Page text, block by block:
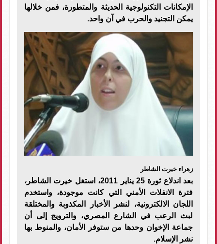
الإمكانات التكنولوجية الحديثة والمتطورة، فمن خلالها
يمكن التجنيد والحرب في آن واحد.
زهراء خيرت الشاطر
بعد اندلاع ثورة 25 يناير 2011، استغل خيرت الشاطر،
فترة الانفلات الأمني التي كانت موجودة، واستخدم
اللجان الالكترونية، لنشر الأخبار المكذوبة والمختلقة
لبث الرعب في الشارع المصري، والترويج إلى أن
جماعة الإخوان وحدها من ستوفر الأمان، والمنوط بها
نشر الإسلام.